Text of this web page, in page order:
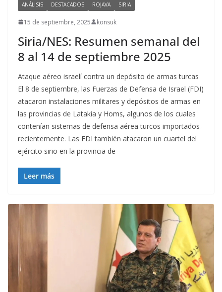
ANÁLISIS DESTACADOS ROJAVA SIRIA
15 de septiembre, 2025 konsuk
Siria/NES: Resumen semanal del
8 al 14 de septiembre 2025
Ataque aéreo israelí contra un depósito de armas turcas
El 8 de septiembre, las Fuerzas de Defensa de Israel (FDI)
atacaron instalaciones militares y depósitos de armas en
las provincias de Latakia y Homs, algunos de los cuales
contenían sistemas de defensa aérea turcos importados
recientemente. Las FDI también atacaron un cuartel del
ejército sirio en la provincia de
Leer más